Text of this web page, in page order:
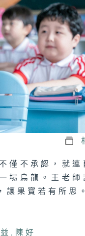
第三十四集：媽媽
爭奪十五的撫養權
第三十三集：十五
離校出走
第三十二集：景婷
婷懷上了三胎
僅不承認，就連
場烏龍。王老師
讓果寶若有所思。
, 陳好